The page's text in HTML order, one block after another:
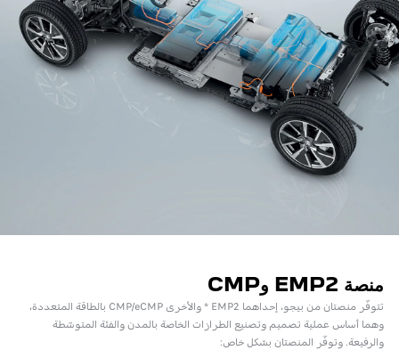
منصة EMP2 وCMP
تتوفّر منصتان من بيجو، إحداهما EMP2 * والأخرى CMP/eCMP بالطاقة المتعددة،
وهما أساس عملية تصميم وتصنيع الطرازات الخاصة بالمدن والفئة المتوسّطة
والرفيعة. وتوفّر المنصتان بشكل خاص: